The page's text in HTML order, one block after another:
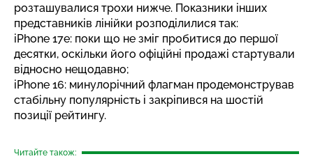
розташувалися трохи нижче. Показники інших
представників лінійки розподілилися так:
iPhone 17e: поки що не зміг пробитися до першої
десятки, оскільки його офіційні продажі стартували
відносно нещодавно;
iPhone 16: минулорічний флагман продемонстрував
стабільну популярність і закріпився на шостій
позиції рейтингу.
Читайте також: